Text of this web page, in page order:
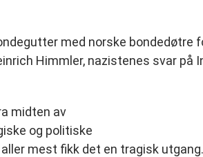
med norske
Himmler, nazistenes svar
midten av
og politiske
mest fikk det en tragisk utgang.